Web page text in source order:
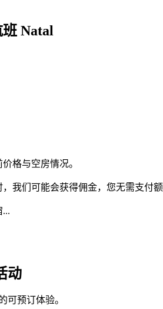
Natal
格与空房情况。
我们可能会获得佣金，您无需支付
...
动
可预订体验。